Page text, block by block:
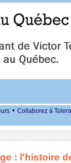
• Collaborez à
: l'histoire